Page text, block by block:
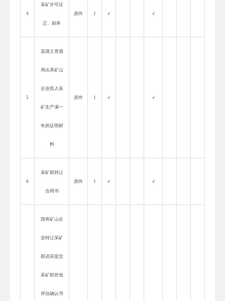
4
采矿许可证
正、副本
原件 1 √ √
5
县国土资源
局出具矿山
企业投入采
矿生产满一
年的证明材
料
原件 1 √ √
6
采矿权转让
合同书
原件 1 √ √
国有矿山企
业转让采矿
权还应提交
采矿权价值
评估确认书